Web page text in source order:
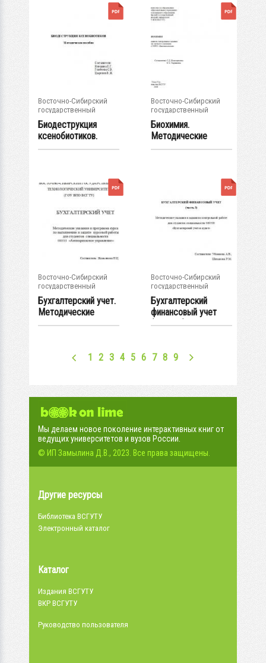
Восточно-Сибирский
государственный
университет...
Биодеструкция
ксенобиотиков.
Методическое
Восточно-Сибирский
государственный
университет...
Биохимия.
Методические
указания и
Восточно-Сибирский
государственный
университет...
Бухгалтерский учет.
Методические
указания и...
Восточно-Сибирский
государственный
университет...
Бухгалтерский
финансовый учет
(часть 3)
1 2 3 4 5 6 7 8 9
Мы делаем новое поколение интерактивных книг от
ведущих университетов и вузов России.
© ИП Замылина Д.В., 2023. Все права защищены.
Другие ресурсы
Библиотека ВСГУТУ
Электронный каталог
Каталог
Издания ВСГУТУ
ВКР ВСГУТУ
Руководство пользователя